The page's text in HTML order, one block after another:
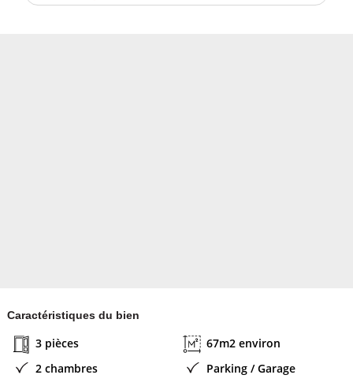
Caractéristiques du bien
3 pièces
67m2 environ
2 chambres
Parking / Garage